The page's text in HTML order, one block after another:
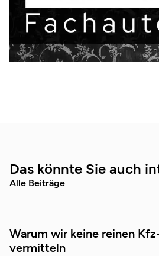
Das könnte Sie auch
Alle Beiträge
Warum wir keine reinen
vermitteln